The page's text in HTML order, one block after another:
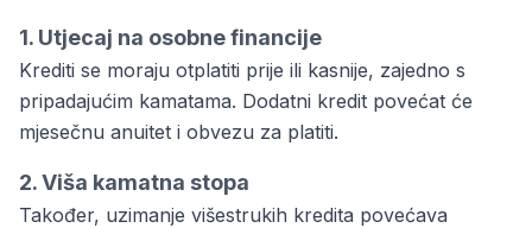
1. Utjecaj na osobne financije
Krediti se moraju otplatiti prije ili kasnije, zajedno s
pripadajućim kamatama. Dodatni kredit povećat će
mjesečnu anuitet i obvezu za platiti.
2. Viša kamatna stopa
Također, uzimanje višestrukih kredita povećava